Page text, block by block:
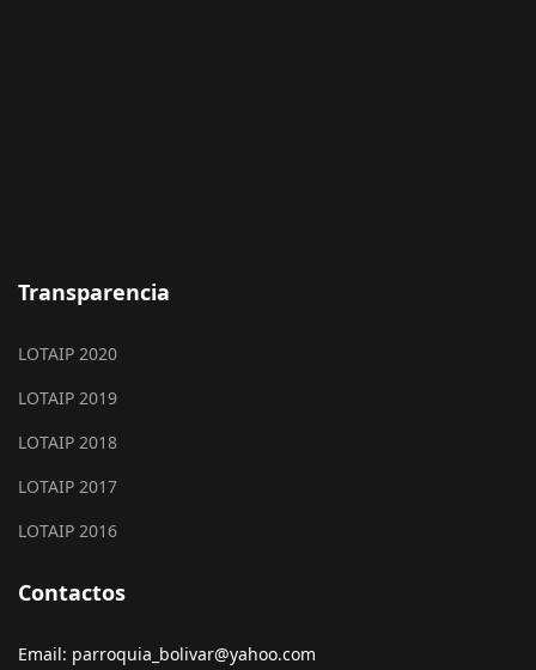
Transparencia
LOTAIP 2020
LOTAIP 2019
LOTAIP 2018
LOTAIP 2017
LOTAIP 2016
Contactos
Email: parroquia_bolivar@yahoo.com